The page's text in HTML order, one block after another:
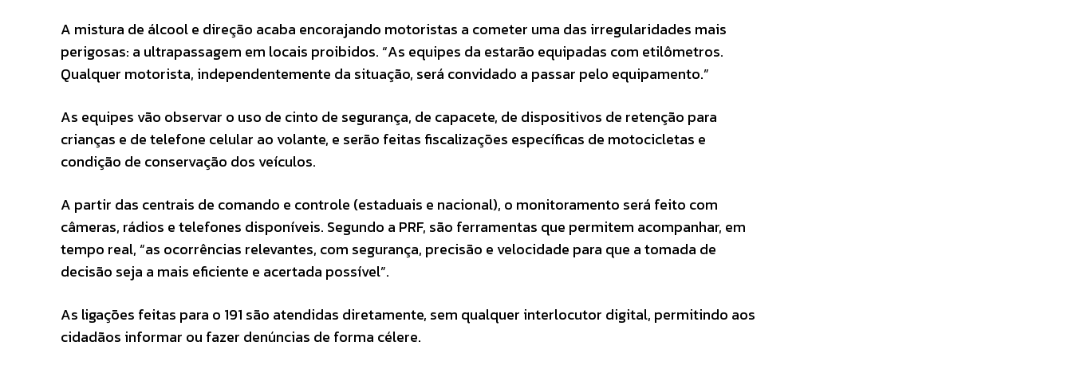
A mistura de álcool e direção acaba encorajando motoristas a cometer uma das irregularidades mais
perigosas: a ultrapassagem em locais proibidos. “As equipes da estarão equipadas com etilômetros.
Qualquer motorista, independentemente da situação, será convidado a passar pelo equipamento.”
As equipes vão observar o uso de cinto de segurança, de capacete, de dispositivos de retenção para
crianças e de telefone celular ao volante, e serão feitas fiscalizações específicas de motocicletas e
condição de conservação dos veículos.
A partir das centrais de comando e controle (estaduais e nacional), o monitoramento será feito com
câmeras, rádios e telefones disponíveis. Segundo a PRF, são ferramentas que permitem acompanhar, em
tempo real, “as ocorrências relevantes, com segurança, precisão e velocidade para que a tomada de
decisão seja a mais eficiente e acertada possível”.
As ligações feitas para o 191 são atendidas diretamente, sem qualquer interlocutor digital, permitindo aos
cidadãos informar ou fazer denúncias de forma célere.